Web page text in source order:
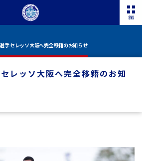
手 セレッソ大阪へ完全移籍のお知らせ
レッソ大阪へ完全移籍のお知